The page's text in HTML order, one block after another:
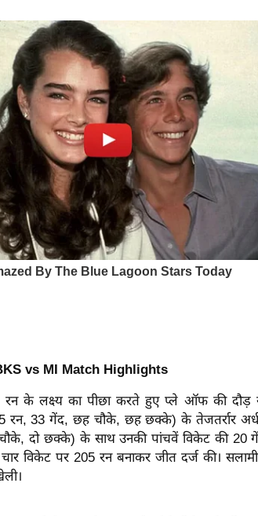
vs MI Match Highlights
के लक्ष्य का पीछा करते हुए प्ले ऑफ की दौड़
रन, 33 गेंद, छह चौके, छह छक्के) के तेजतर्रार
चौके, दो छक्के) के साथ उनकी पांचवें विकेट की 20
विकेट पर 205 रन बनाकर जीत दर्ज की।